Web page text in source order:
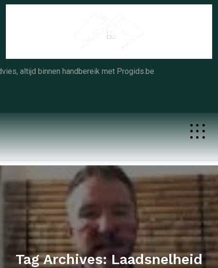
Skip
altijd binnen handbereik met Progids.be
Tag Archives: Laadsnelheid